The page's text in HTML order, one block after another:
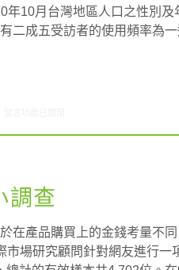
年10月台灣地區人口之性別及
二成五受訪者的使用頻率為
調查
在產品購買上的金錢考量不
場研究顧問針對網友進行一